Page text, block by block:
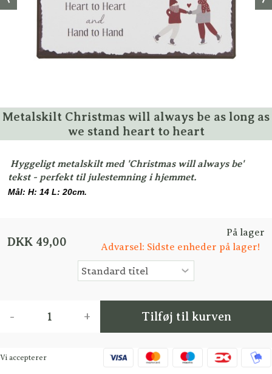
Metalskilt Christmas will always be as long as
we stand heart to heart
Hyggeligt metalskilt med 'Christmas will always be'
tekst - perfekt til julestemning i hjemmet.
Mål: H: 14 L: 20cm.
DKK 49,00
På lager
Advarsel: Sidste enheder på lager!
- + Tilføj til kurven
Vi accepterer